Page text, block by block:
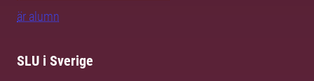
är alumn
SLU i Sverige